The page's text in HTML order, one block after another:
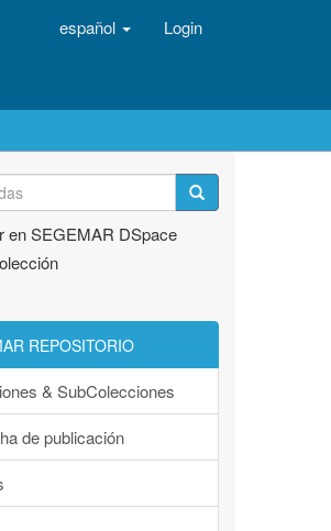
español Login
en SEGEMAR DSpace
REPOSITORIO
& SubColecciones
de publicación